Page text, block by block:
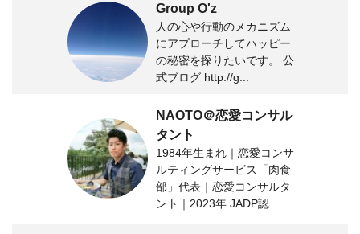
Group O'z
人の心や行動のメカニズム
にアプローチしてハッピー
の秘密を探りたいです。 公
式ブログ http://g...
NAOTO＠恋愛コンサル
タント
1984年生まれ｜恋愛コンサ
ルティングサービス「肉食
部」代表｜恋愛コンサルタ
ント｜2023年 JADP認...